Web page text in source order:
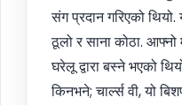
संग प्रदान गरिएको
ठूलो र साना कोठा.
घरेलू द्वारा बस्ने भएको
किनभने; चार्ल्स वी, यो